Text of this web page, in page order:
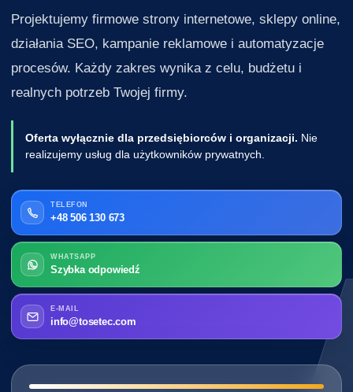
Projektujemy firmowe strony internetowe, sklepy online,
działania SEO, kampanie reklamowe i automatyzacje
procesów. Każdy zakres wynika z celu, budżetu i
realnych potrzeb Twojej firmy.
Oferta wyłącznie dla przedsiębiorców i organizacji. Nie
realizujemy usług dla użytkowników prywatnych.
TELEFON
+48 506 130 673
WHATSAPP
Szybka odpowiedź
E-MAIL
info@tosetec.com
━━━━━━━━━━━━━━━━━━━━━━━━━━━━